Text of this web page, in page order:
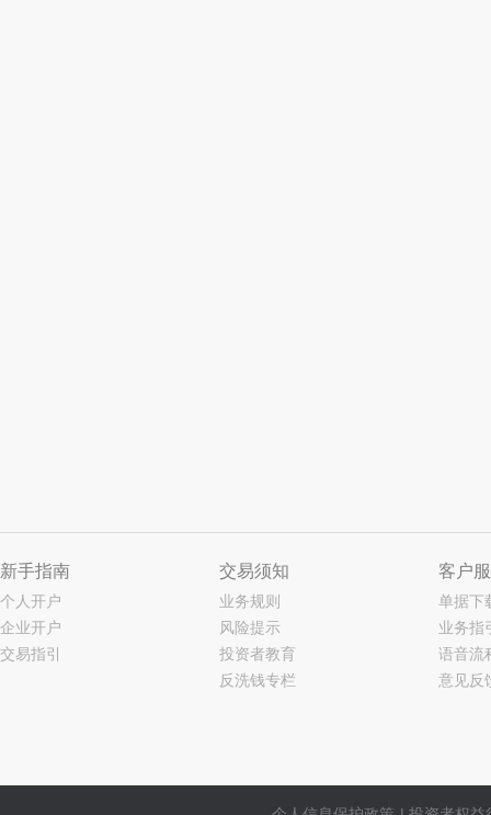
新手指南
个人开户
企业开户
交易指引
交易须知
业务规则
风险提示
投资者教育
反洗钱专栏
客户
单据下
业务指
语音流
意见反